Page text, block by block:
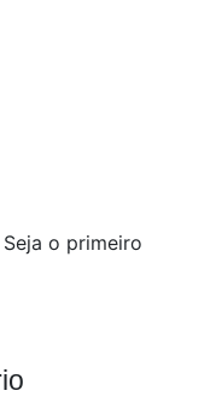
o primeiro